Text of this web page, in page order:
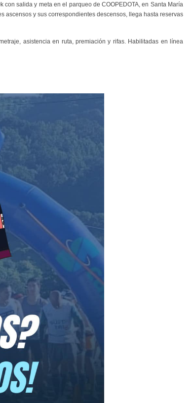
salida y meta en el parqueo de COOPEDOTA, en Santa María
ascensos y sus correspondientes descensos, llega hasta reservas
asistencia en ruta, premiación y rifas. Habilitadas en línea